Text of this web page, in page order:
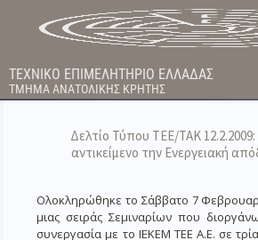
ΤΕΧΝΙΚΟ ΕΠΙΜΕΛΗΤΗΡΙΟ ΕΛΛΑΔΑΣ
ΤΜΗΜΑ ΑΝΑΤΟΛΙΚΗΣ ΚΡΗΤΗΣ
Δελτίο Τύπου ΤΕΕ/ΤΑΚ 12.2.2009:
αντικείμενο την Ενεργειακή
Ολοκληρώθηκε το Σάββατο 7
μιας σειράς Σεμιναρίων που
συνεργασία με το ΙΕΚΕΜ ΤΕΕ Α.Ε. σε